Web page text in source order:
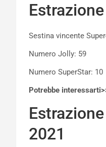
Sestina vincente
Numero Jolly: 59
Numero SuperStar: 10
Potrebbe
2021